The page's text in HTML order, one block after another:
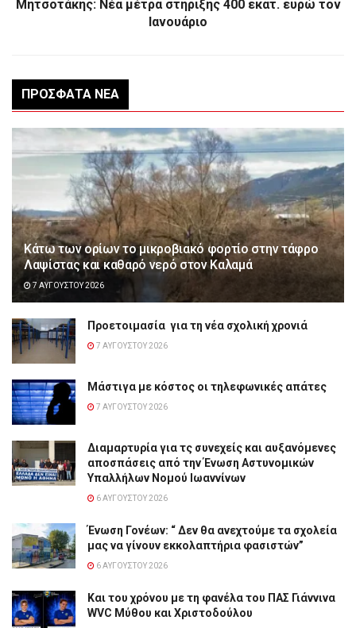
Μητσοτάκης: Νέα μέτρα στήριξης 400 εκατ. ευρώ τον
Ιανουάριο
ΠΡΌΣΦΑΤΑ ΝΈΑ
Κάτω των ορίων το μικροβιακό φορτίο στην τάφρο
Λαψίστας και καθαρό νερό στον Καλαμά
7 ΑΥΓΟΎΣΤΟΥ 2026
Προετοιμασία για τη νέα σχολική χρονιά
7 ΑΥΓΟΎΣΤΟΥ 2026
Μάστιγα με κόστος οι τηλεφωνικές απάτες
7 ΑΥΓΟΎΣΤΟΥ 2026
Διαμαρτυρία για τς συνεχείς και αυξανόμενες
αποσπάσεις από την Ένωση Αστυνομικών
Υπαλλήλων Νομού Ιωαννίνων
6 ΑΥΓΟΎΣΤΟΥ 2026
Ένωση Γονέων: “ Δεν θα ανεχτούμε τα σχολεία
μας να γίνουν εκκολαπτήρια φασιστών”
6 ΑΥΓΟΎΣΤΟΥ 2026
Και του χρόνου με τη φανέλα του ΠΑΣ Γιάννινα
WVC Μύθου και Χριστοδούλου